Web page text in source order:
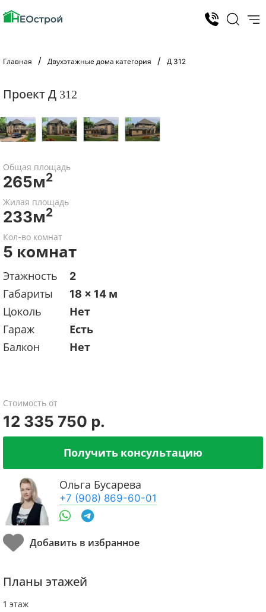
Главная Двухэтажные дома категория Д 312
Проект Д 312
Общая площадь
265м2
Жилая площадь
233м2
Кол-во комнат
5 комнат
Этажность
2
Габариты
18 x 14 м
Цоколь
Нет
Гараж
Есть
Балкон
Нет
Стоимость от
12 335 750 р.
Получить консультацию
Ольга Бусарева
+7 (908) 869-60-01
Планы этажей
1 этаж